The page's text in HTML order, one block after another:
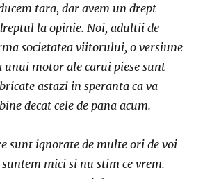
tara, dar avem un drept
la opinie. Noi, adultii de
societatea viitorului, o versiune
motor ale carui piese sunt
astazi in speranta ca va
decat cele de pana acum.
sunt ignorate de multe ori de voi
mici si nu stim ce vrem.